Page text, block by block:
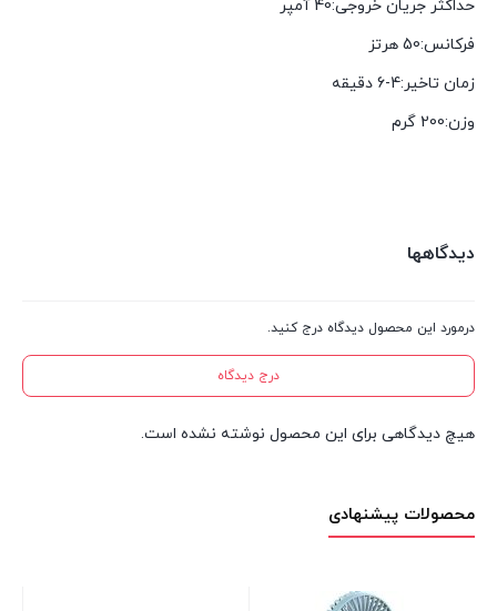
حداکثر جریان خروجی:40 آمپر
فرکانس:50 هرتز
زمان تاخیر:4-6 دقیقه
وزن:200 گرم
دیدگاهها
درمورد این محصول دیدگاه درج کنید.
درج دیدگاه
هیچ دیدگاهی برای این محصول نوشته نشده است.
محصولات پیشنهادی